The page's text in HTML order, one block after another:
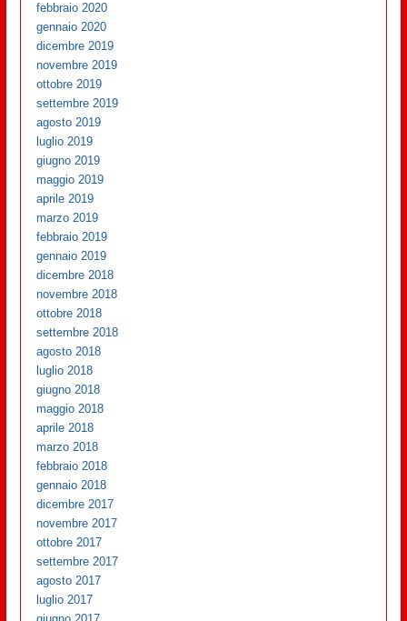
febbraio 2020
gennaio 2020
dicembre 2019
novembre 2019
ottobre 2019
settembre 2019
agosto 2019
luglio 2019
giugno 2019
maggio 2019
aprile 2019
marzo 2019
febbraio 2019
gennaio 2019
dicembre 2018
novembre 2018
ottobre 2018
settembre 2018
agosto 2018
luglio 2018
giugno 2018
maggio 2018
aprile 2018
marzo 2018
febbraio 2018
gennaio 2018
dicembre 2017
novembre 2017
ottobre 2017
settembre 2017
agosto 2017
luglio 2017